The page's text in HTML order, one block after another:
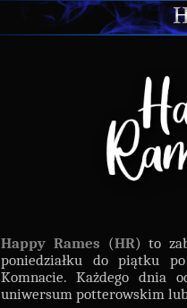
Happy Rames (HR) to
poniedziałku do piątku
Komnacie. Każdego dnia
uniwersum potterowskim